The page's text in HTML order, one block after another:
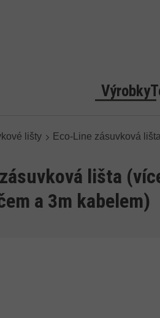
Výrobky
lišty Eco-Line zásuvková
lišta
a 3m kabelem)